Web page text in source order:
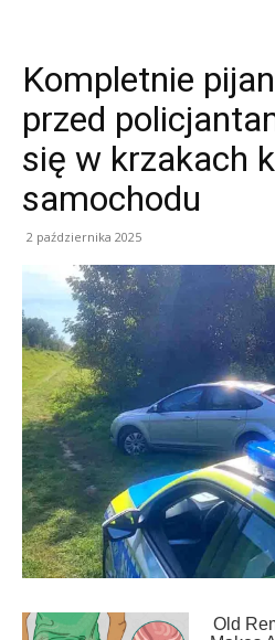
Kompletnie
przed
się w krzakach
samochodu
2 października 2025